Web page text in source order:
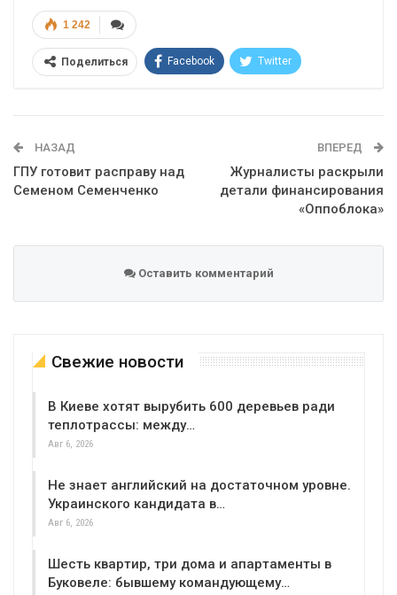
1 242
Поделиться Facebook Twitter
НАЗАД
ГПУ готовит расправу над
Семеном Семенченко
ВПЕРЕД
Журналисты раскрыли
детали финансирования
«Оппоблока»
Оставить комментарий
Свежие новости
В Киеве хотят вырубить 600 деревьев ради
теплотрассы: между…
Авг 6, 2026
Не знает английский на достаточном уровне.
Украинского кандидата в…
Авг 6, 2026
Шесть квартир, три дома и апартаменты в
Буковеле: бывшему командующему…